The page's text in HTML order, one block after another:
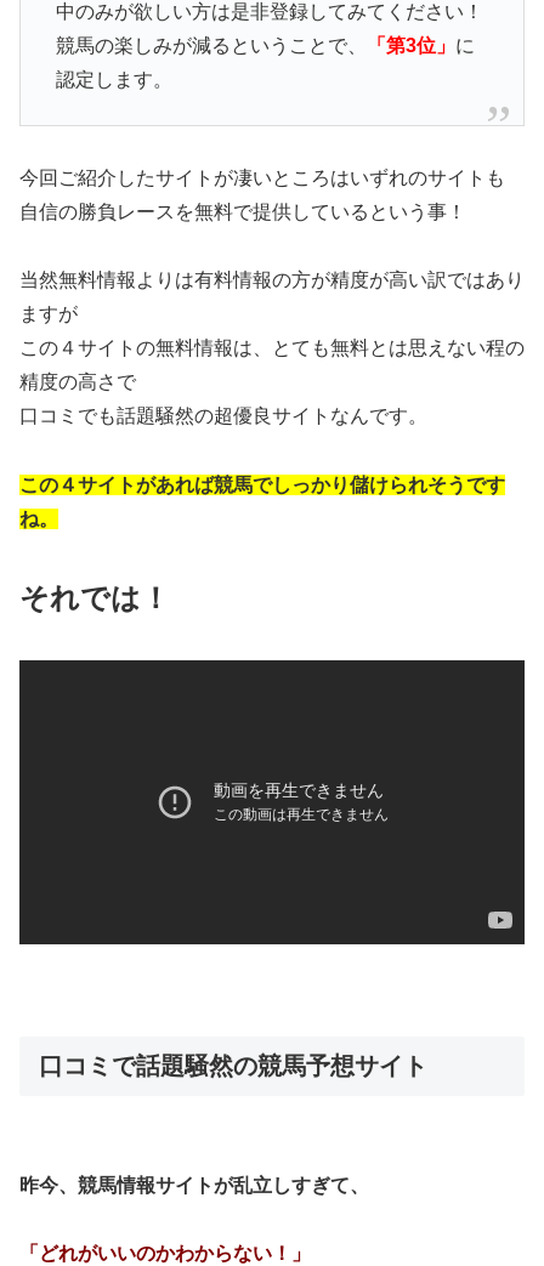
中のみが欲しい方は是非登録してみてください！
競馬の楽しみが減るということで、
「第3位」 に
認定します。
今回ご紹介したサイトが凄いところはいずれのサイトも
自信の勝負レースを無料で提供しているという事！
当然無料情報よりは有料情報の方が精度が高い訳ではあり
ますが
この４サイトの無料情報は、とても無料とは思えない程の
精度の高さで
口コミでも話題騒然の超優良サイトなんです。
この４サイトがあれば競馬でしっかり儲けられそうです
ね。
それでは！
口コミで話題騒然の競馬予想サイト
昨今、競馬情報サイトが乱立しすぎて、
「どれがいいのかわからない！」